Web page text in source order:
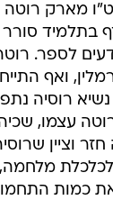
מארק
בתלמיד סורר
לספר.
ואף
2014, שבו נשיא
עצמו,
וציין
מלחמה,
כמות